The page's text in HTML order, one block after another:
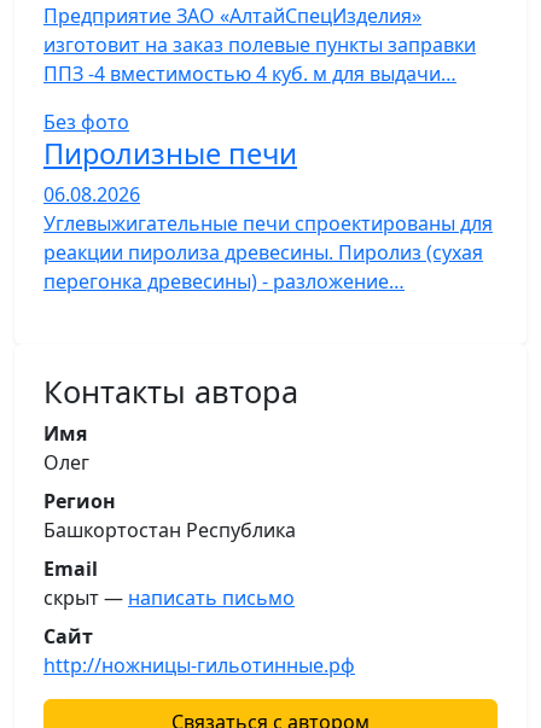
Предприятие ЗАО «АлтайСпецИзделия»
изготовит на заказ полевые пункты заправки
ППЗ -4 вместимостью 4 куб. м для выдачи…
Без фото
Пиролизные печи
06.08.2026
Углевыжигательные печи спроектированы для
реакции пиролиза древесины. Пиролиз (сухая
перегонка древесины) - разложение…
Контакты автора
Имя
Олег
Регион
Башкортостан Республика
Email
скрыт — написать письмо
Сайт
http://ножницы-гильотинные.рф
Связаться с автором